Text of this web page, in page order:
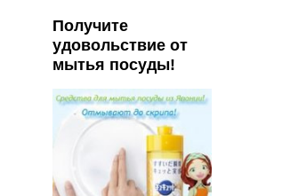
Получите
удовольствие от
мытья посуды!